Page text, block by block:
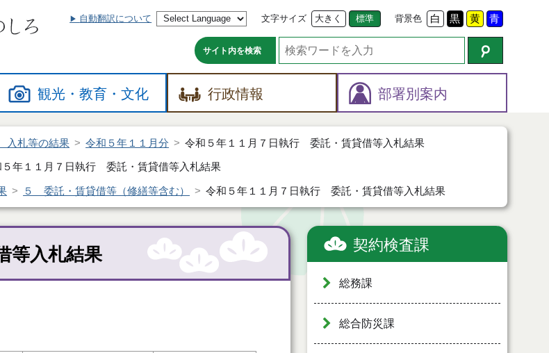
自動翻訳について 文字サイズ 大きく 標準 背景色 白 黒 黄 青
サイト内を検索
観光・教育・文化 行政情報 部署別案内
入札等の結果 令和５年１１月分 令和５年１１月７日執行 委託・賃貸借等入札結果
５年１１月７日執行 委託・賃貸借等入札結果
５ 委託・賃貸借等（修繕等含む） 令和５年１１月７日執行 委託・賃貸借等入札結果
等入札結果 契約検査課
総務課
総合防災課